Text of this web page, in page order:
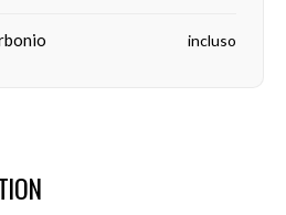
incluso